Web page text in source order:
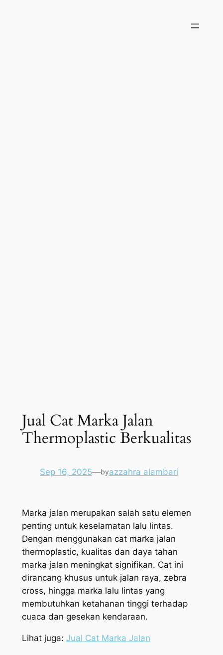
Jual Cat Marka Jalan
Thermoplastic Berkualitas
Sep 16, 2025—byazzahra alambari
Marka jalan merupakan salah satu elemen
penting untuk keselamatan lalu lintas.
Dengan menggunakan cat marka jalan
thermoplastic, kualitas dan daya tahan
marka jalan meningkat signifikan. Cat ini
dirancang khusus untuk jalan raya, zebra
cross, hingga marka lalu lintas yang
membutuhkan ketahanan tinggi terhadap
cuaca dan gesekan kendaraan.
Lihat juga: Jual Cat Marka Jalan